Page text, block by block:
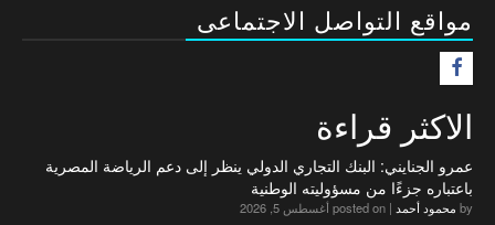
مواقع التواصل الاجتماعى
الاكثر قراءة
عمرو الجنايني: البنك التجاري الدولي ينظر إلى دعم الرياضة المصرية
باعتباره جزءًا من مسؤوليته الوطنية
by محمود أحمد | posted on أغسطس 5, 2026